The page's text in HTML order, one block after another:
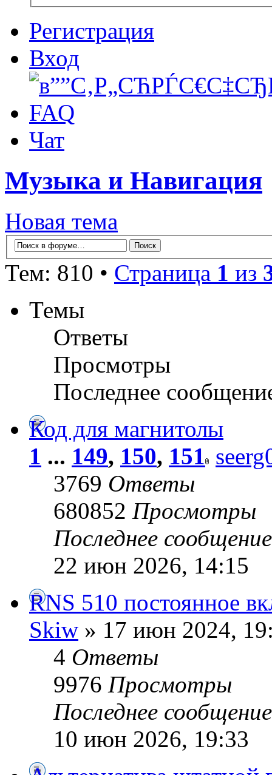
Регистрация
Вход
FAQ
Чат
Музыка и Навигация
Новая тема
Тем: 810 • Страница 1 из
Темы
Ответы
Просмотры
Последнее
Код для магнитолы
1 ... 149, 150, 151
3769 Ответы
680852 Просмотры
Последнее
22 июн 2026, 14:15
RNS 510 постоянное
Skiw » 17 июн 2024,
4 Ответы
9976 Просмотры
Последнее
10 июн 2026, 19:33